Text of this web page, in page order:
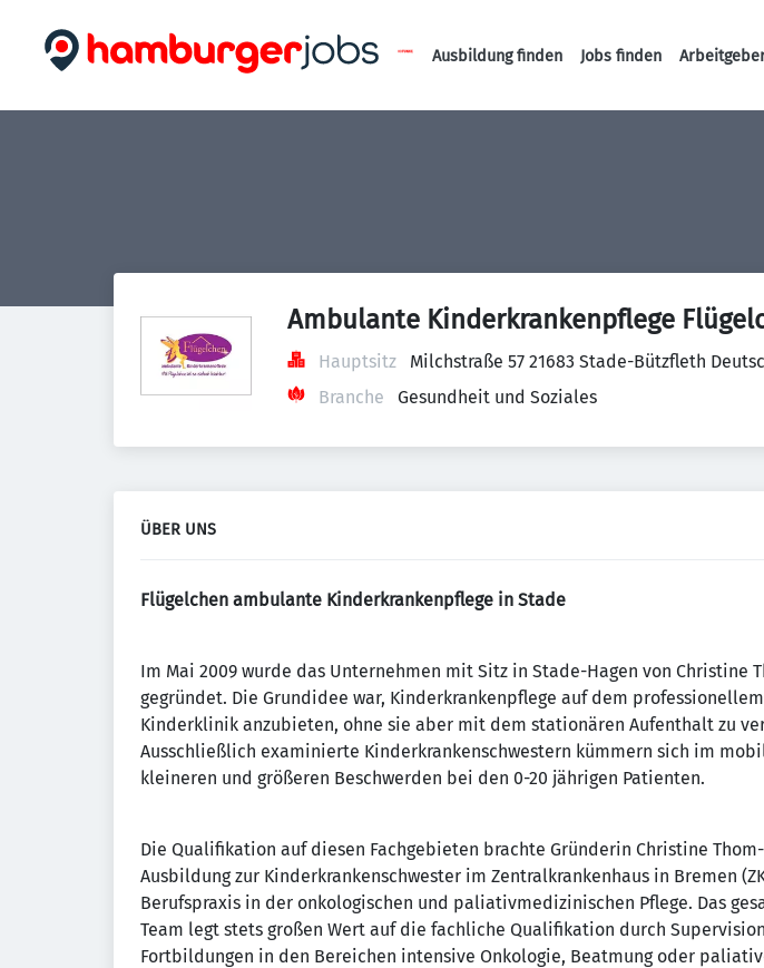
Haupt-
Ausbildung finden Jobs finden
Ambulante Kinderkrankenpflege
Hauptsitz
Milchstraße 57 21683 Stade-Bützfleth
Branche
Gesundheit und Soziales
ÜBER UNS
Flügelchen ambulante Kinderkrankenpflege in Stade
Im Mai 2009 wurde das Unternehmen mit Sitz in Stade-Hagen von Christine
gegründet. Die Grundidee war, Kinderkrankenpflege auf dem
Kinderklinik anzubieten, ohne sie aber mit dem stationären Aufenthalt zu
Ausschließlich examinierte Kinderkrankenschwestern kümmern sich im
kleineren und größeren Beschwerden bei den 0-20 jährigen Patienten.
Die Qualifikation auf diesen Fachgebieten brachte Gründerin Christine
Ausbildung zur Kinderkrankenschwester im Zentralkrankenhaus in Bremen
Berufspraxis in der onkologischen und paliativmedizinischen Pflege. Das
Team legt stets großen Wert auf die fachliche Qualifikation durch
Fortbildungen in den Bereichen intensive Onkologie, Beatmung oder